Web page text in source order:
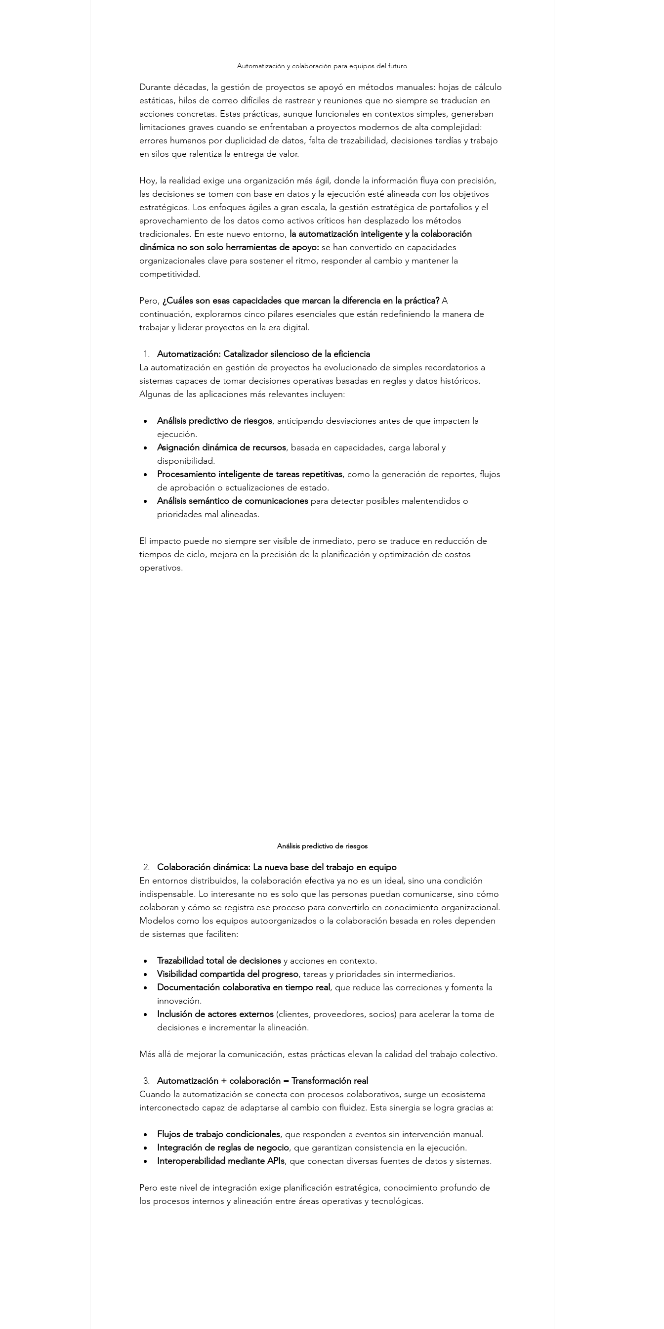
Automatización y colaboración para equipos del futuro
Durante décadas, la gestión de proyectos se apoyó en métodos manuales: hojas de cálculo
estáticas, hilos de correo difíciles de rastrear y reuniones que no siempre se traducían en
acciones concretas. Estas prácticas, aunque funcionales en contextos simples, generaban
limitaciones graves cuando se enfrentaban a proyectos modernos de alta complejidad:
errores humanos por duplicidad de datos, falta de trazabilidad, decisiones tardías y trabajo
en silos que ralentiza la entrega de valor.
Hoy, la realidad exige una organización más ágil, donde la información fluya con precisión,
las decisiones se tomen con base en datos y la ejecución esté alineada con los objetivos
estratégicos. Los enfoques ágiles a gran escala, la gestión estratégica de portafolios y el
aprovechamiento de los datos como activos críticos han desplazado los métodos
tradicionales. En este nuevo entorno, la automatización inteligente y la colaboración
dinámica no son solo herramientas de apoyo: se han convertido en capacidades
organizacionales clave para sostener el ritmo, responder al cambio y mantener la
competitividad.
Pero, ¿Cuáles son esas capacidades que marcan la diferencia en la práctica? A
continuación, exploramos cinco pilares esenciales que están redefiniendo la manera de
trabajar y liderar proyectos en la era digital.
Automatización: Catalizador silencioso de la eficiencia
La automatización en gestión de proyectos ha evolucionado de simples recordatorios a
sistemas capaces de tomar decisiones operativas basadas en reglas y datos históricos.
Algunas de las aplicaciones más relevantes incluyen:
Análisis predictivo de riesgos, anticipando desviaciones antes de que impacten la
ejecución.
Asignación dinámica de recursos, basada en capacidades, carga laboral y
disponibilidad.
Procesamiento inteligente de tareas repetitivas, como la generación de reportes, flujos
de aprobación o actualizaciones de estado.
Análisis semántico de comunicaciones para detectar posibles malentendidos o
prioridades mal alineadas.
El impacto puede no siempre ser visible de inmediato, pero se traduce en reducción de
tiempos de ciclo, mejora en la precisión de la planificación y optimización de costos
operativos.
Análisis predictivo de riesgos
Colaboración dinámica: La nueva base del trabajo en equipo
En entornos distribuidos, la colaboración efectiva ya no es un ideal, sino una condición
indispensable. Lo interesante no es solo que las personas puedan comunicarse, sino cómo
colaboran y cómo se registra ese proceso para convertirlo en conocimiento organizacional.
Modelos como los equipos autoorganizados o la colaboración basada en roles dependen
de sistemas que faciliten:
Trazabilidad total de decisiones y acciones en contexto.
Visibilidad compartida del progreso, tareas y prioridades sin intermediarios.
Documentación colaborativa en tiempo real , que reduce las correciones y fomenta la
innovación.
Inclusión de actores externos (clientes, proveedores, socios) para acelerar la toma de
decisiones e incrementar la alineación.
Más allá de mejorar la comunicación, estas prácticas elevan la calidad del trabajo colectivo.
Automatización + colaboración = Transformación real
Cuando la automatización se conecta con procesos colaborativos, surge un ecosistema
interconectado capaz de adaptarse al cambio con fluidez. Esta sinergia se logra gracias a:
Flujos de trabajo condicionales, que responden a eventos sin intervención manual.
Integración de reglas de negocio, que garantizan consistencia en la ejecución.
Interoperabilidad mediante APIs, que conectan diversas fuentes de datos y sistemas.
Pero este nivel de integración exige planificación estratégica, conocimiento profundo de
los procesos internos y alineación entre áreas operativas y tecnológicas.